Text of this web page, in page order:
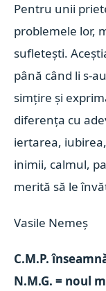
Pentru unii
problemele lor,
sufletești.
până când li s-
simțire și
diferența cu
iertarea,
inimii, calmul,
merită să le
Vasile Nemeș
C.M.P.
N.M.G. = noul